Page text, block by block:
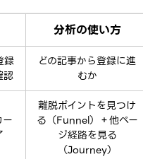
分析の使い方
認
どの記事から登録に進
むか
離脱ポイントを見つけ
る（Funnel）＋他ペー
ジ経路を見る
（Journey）